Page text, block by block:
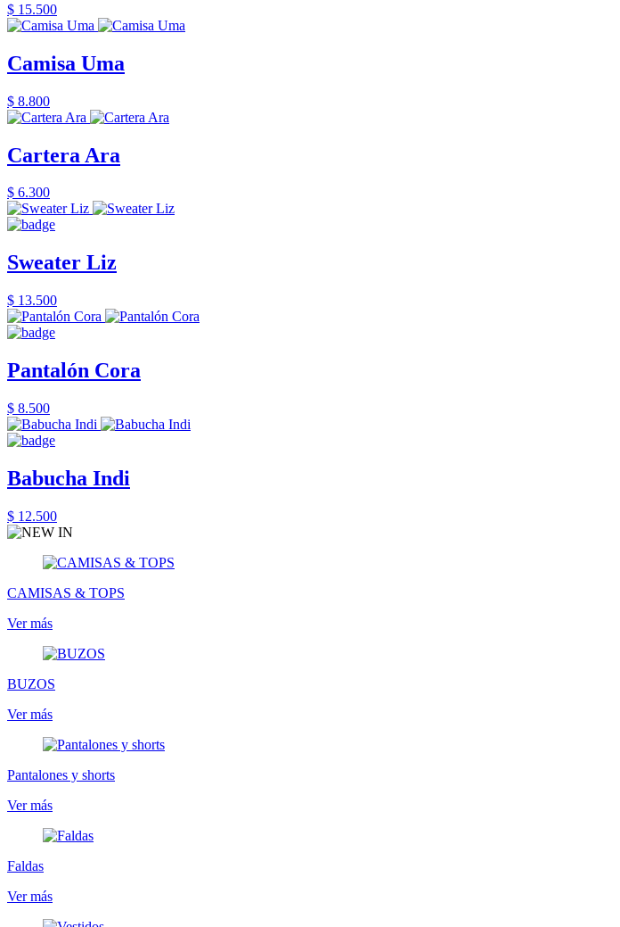
$ 15.500
Camisa Uma
$ 8.800
Cartera Ara
$ 6.300
Sweater Liz
$ 13.500
Pantalón Cora
$ 8.500
Babucha Indi
$ 12.500
CAMISAS & TOPS
Ver más
BUZOS
Ver más
Pantalones y shorts
Ver más
Faldas
Ver más